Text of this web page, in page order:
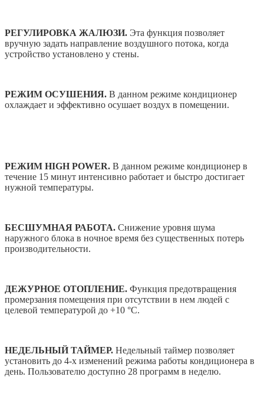
РЕГУЛИРОВКА ЖАЛЮЗИ. Эта функция позволяет
вручную задать направление воздушного потока, когда
устройство установлено у стены.
РЕЖИМ ОСУШЕНИЯ. В данном режиме кондиционер
охлаждает и эффективно осушает воздух в помещении.
РЕЖИМ HIGH POWER. В данном режиме кондиционер в
течение 15 минут интенсивно работает и быстро достигает
нужной температуры.
БЕСШУМНАЯ РАБОТА. Снижение уровня шума
наружного блока в ночное время без существенных потерь
производительности.
ДЕЖУРНОЕ ОТОПЛЕНИЕ. Функция предотвращения
промерзания помещения при отсутствии в нем людей с
целевой температурой до +10 °С.
НЕДЕЛЬНЫЙ ТАЙМЕР. Недельный таймер позволяет
установить до 4-х изменений режима работы кондиционера в
день. Пользователю доступно 28 программ в неделю.